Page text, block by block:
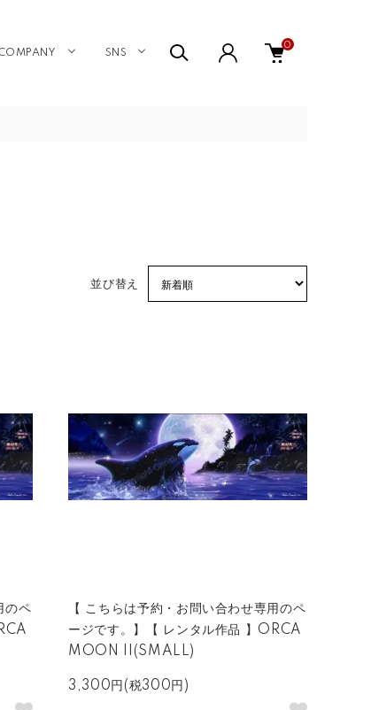
SNS
0
並び替え
のペ
【 こちらは予約・お問い合わせ専用のペ
ージです。】【 レンタル作品 】ORCA
MOON II(SMALL)
3,300円(税300円)